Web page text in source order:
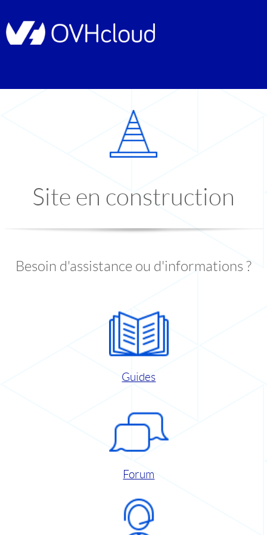
Site en construction
Besoin d'assistance ou d'informations ?
Guides
Forum